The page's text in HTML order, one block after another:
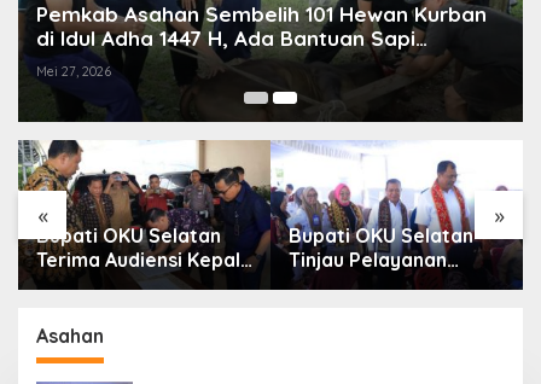
Pemkab Asahan Sembelih 101 Hewan Kurban
di Idul Adha 1447 H, Ada Bantuan Sapi
Presiden
Mei 27, 2026
« »
Bupati OKU Selatan
Terima Audiensi Kepala
Samsat, Perkuat
Pendapatan Daerah
Bupati OKU Selatan
Tinjau Pelayanan
Kesehatan Gratis Di
Asahan